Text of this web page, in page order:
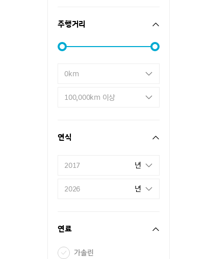
주행거리
0km
100,000km 이상
연식
2017 년
2026 년
연료
가솔린